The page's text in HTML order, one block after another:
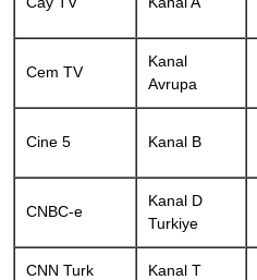
Cem TV
Kanal
Avrupa
Cine 5 Kanal B
CNBC-e
Kanal D
Turkiye
CNN Turk Kanal T